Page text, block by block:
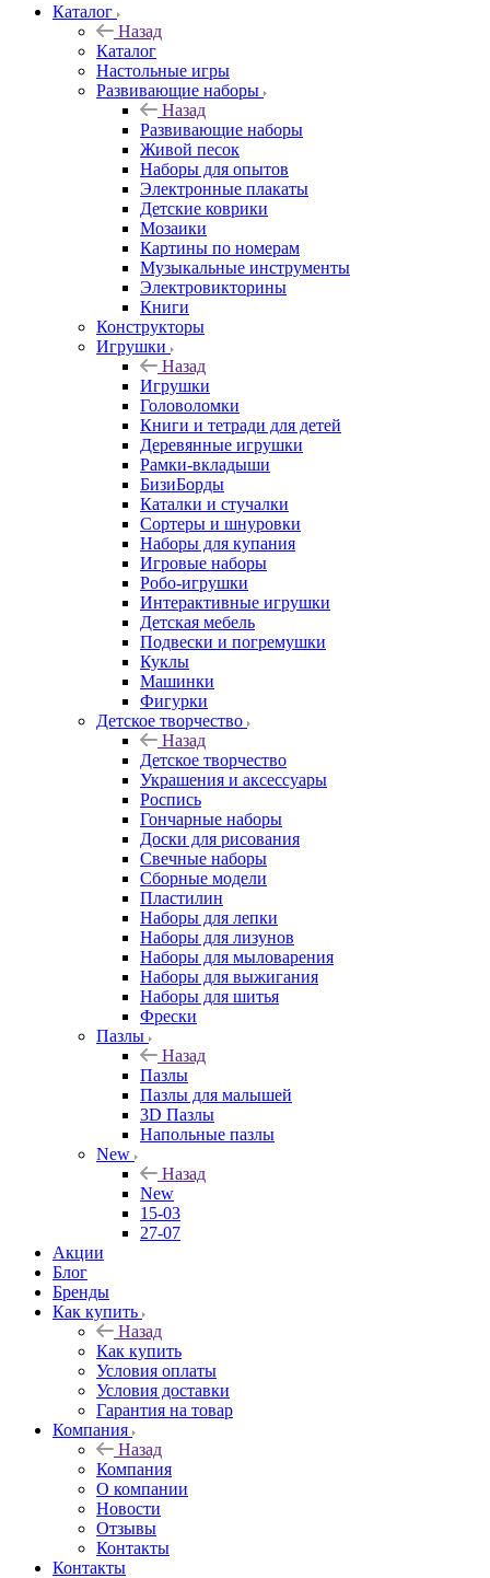
Каталог
Назад
Каталог
Настольные игры
Развивающие наборы
Назад
Развивающие наборы
Живой песок
Наборы для опытов
Электронные плакаты
Детские коврики
Мозаики
Картины по номерам
Музыкальные инструменты
Электровикторины
Книги
Конструкторы
Игрушки
Назад
Игрушки
Головоломки
Книги и тетради для детей
Деревянные игрушки
Рамки-вкладыши
БизиБорды
Каталки и стучалки
Сортеры и шнуровки
Наборы для купания
Игровые наборы
Робо-игрушки
Интерактивные игрушки
Детская мебель
Подвески и погремушки
Куклы
Машинки
Фигурки
Детское творчество
Назад
Детское творчество
Украшения и аксессуары
Роспись
Гончарные наборы
Доски для рисования
Свечные наборы
Сборные модели
Пластилин
Наборы для лепки
Наборы для лизунов
Наборы для мыловарения
Наборы для выжигания
Наборы для шитья
Фрески
Пазлы
Назад
Пазлы
Пазлы для малышей
3D Пазлы
Напольные пазлы
New
Назад
New
15-03
27-07
Акции
Блог
Бренды
Как купить
Назад
Как купить
Условия оплаты
Условия доставки
Гарантия на товар
Компания
Назад
Компания
О компании
Новости
Отзывы
Контакты
Контакты